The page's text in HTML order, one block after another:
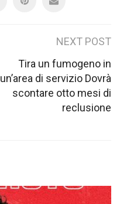
NEXT POST
Tira un fumogeno in
un’area di servizio Dovrà
scontare otto mesi di
reclusione